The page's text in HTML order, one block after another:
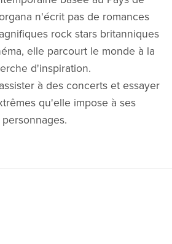
n'écrit pas de romances
rock stars britanniques
elle parcourt le monde à la
d'inspiration.
à des concerts et essayer
qu'elle impose à ses
personnages.